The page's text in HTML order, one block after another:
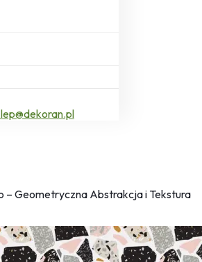
– Geometryczna Abstrakcja i Tekstura